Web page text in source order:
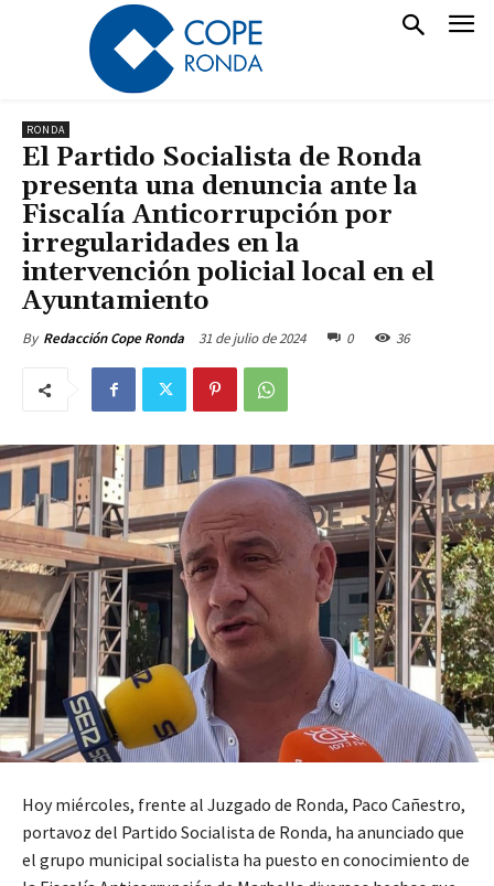
RONDA
El Partido Socialista de Ronda
presenta una denuncia ante la
Fiscalía Anticorrupción por
irregularidades en la
intervención policial local en el
Ayuntamiento
By Redacción Cope Ronda 31 de julio de 2024 0 36
Hoy miércoles, frente al Juzgado de Ronda, Paco Cañestro,
portavoz del Partido Socialista de Ronda, ha anunciado que
el grupo municipal socialista ha puesto en conocimiento de